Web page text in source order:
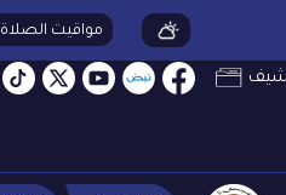
مواقيت الصلاة